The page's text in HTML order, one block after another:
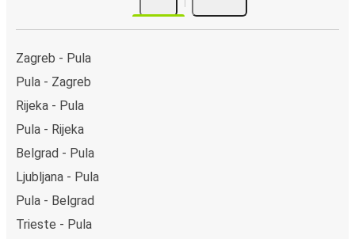
Zagreb - Pula
Pula - Zagreb
Rijeka - Pula
Pula - Rijeka
Belgrad - Pula
Ljubljana - Pula
Pula - Belgrad
Trieste - Pula